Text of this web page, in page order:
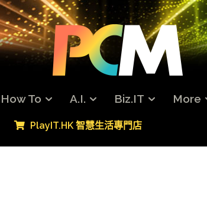
How To A.I. Biz.IT More
PlayIT.HK 智慧生活專門店